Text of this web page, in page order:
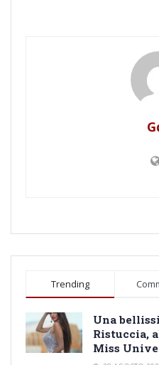
Trending
Una
Ristuccia,
Miss